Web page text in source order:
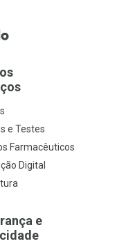
e Testes
Farmacêuticos
Digital
e